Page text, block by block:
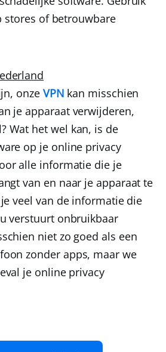
of betrouwbare
onze VPN kan misschien
je apparaat verwijderen,
Wat het wel kan, is de
op je online privacy
alle informatie die je
van en naar je apparaat te
veel van de informatie die
verstuurt onbruikbaar
niet zo goed als een
zonder apps, maar we
je online privacy